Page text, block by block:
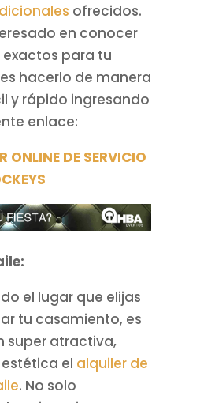
ofrecidos.
en conocer
exactos para tu
hacerlo de manera
y rápido ingresando
enlace:
ONLINE DE SERVICIO
el lugar que elijas
tu casamiento, es
super atractiva,
el alquiler de
. No solo